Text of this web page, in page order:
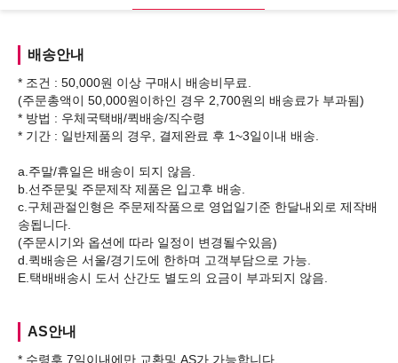
배송안내
* 조건 : 50,000원 이상 구매시 배송비무료.
(주문총액이 50,000원이하인 경우 2,700원의 배송료가 부과됨)
* 방법 : 우체국택배/퀵배송/직수령
* 기간 : 일반제품의 경우, 결제완료 후 1~3일이내 배송.
a.주말/휴일은 배송이 되지 않음.
b.선주문및 주문제작 제품은 입고후 배송.
c.구체관절인형은 주문제작품으로 영업일기준 한달내외로 제작배
송됩니다.
(주문시기와 옵션에 따라 일정이 변경될수있음)
d.퀵배송은 서울/경기도에 한하며 고객부담으로 가능.
AS안내
* 수령후 7일이내에만 교환및 AS가 가능합니다.